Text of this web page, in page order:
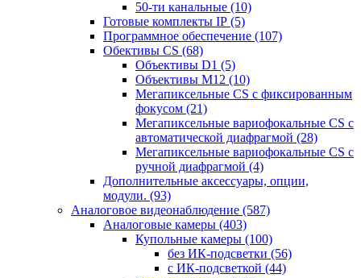
50-ти канальные (10)
Готовые комплекты IP (5)
Программное обеспечение (107)
Обективы CS (68)
Объективы D1 (5)
Объективы M12 (10)
Мегапиксельные CS c фиксированным
фокусом (21)
Мегапиксельные вариофокальные CS c
автоматической диафрагмой (28)
Мегапиксельные вариофокальные CS c
ручной диафрагмой (4)
Дополнительные аксессуары, опции,
модули. (93)
Аналоговое видеонаблюдение (587)
Аналоговые камеры (403)
Купольные камеры (100)
без ИК-подсветки (56)
с ИК-подсветкой (44)